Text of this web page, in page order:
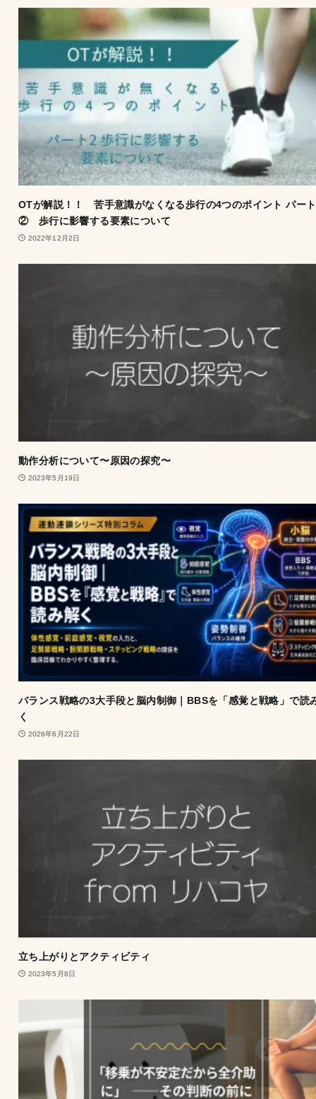
OTが解説！！ 苦手意識がなくなる歩行の4つのポイント パート
② 歩行に影響する要素について
2022年12月2日
動作分析について〜原因の探究〜
2023年5月19日
バランス戦略の3大手段と脳内制御｜BBSを「感覚と戦略」で読
く
2026年6月22日
立ち上がりとアクティビティ
2023年5月8日